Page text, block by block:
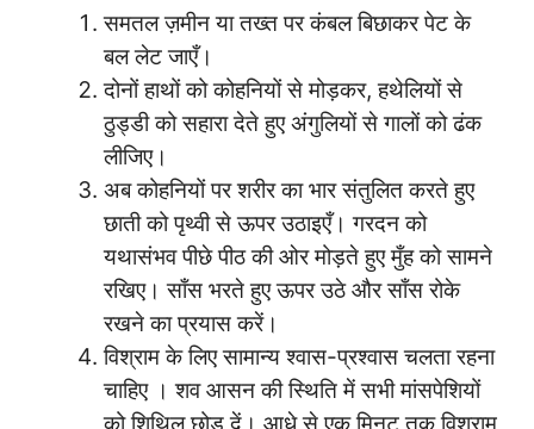
समतल ज़मीन या तख्त पर कंबल बिछाकर पेट के
बल लेट जाएँ।
दोनों हाथों को कोहनियों से मोड़कर, हथेलियों से
ठुड्डी को सहारा देते हुए अंगुलियों से गालों को ढंक
लीजिए।
अब कोहनियों पर शरीर का भार संतुलित करते हुए
छाती को पृथ्वी से ऊपर उठाइएँ। गरदन को
यथासंभव पीछे पीठ की ओर मोड़ते हुए मुँह को सामने
रखिए। साँस भरते हुए ऊपर उठे और साँस रोके
रखने का प्रयास करें।
विश्राम के लिए सामान्य श्वास-प्रश्वास चलता रहना
चाहिए । शव आसन की स्थिति में सभी मांसपेशियों